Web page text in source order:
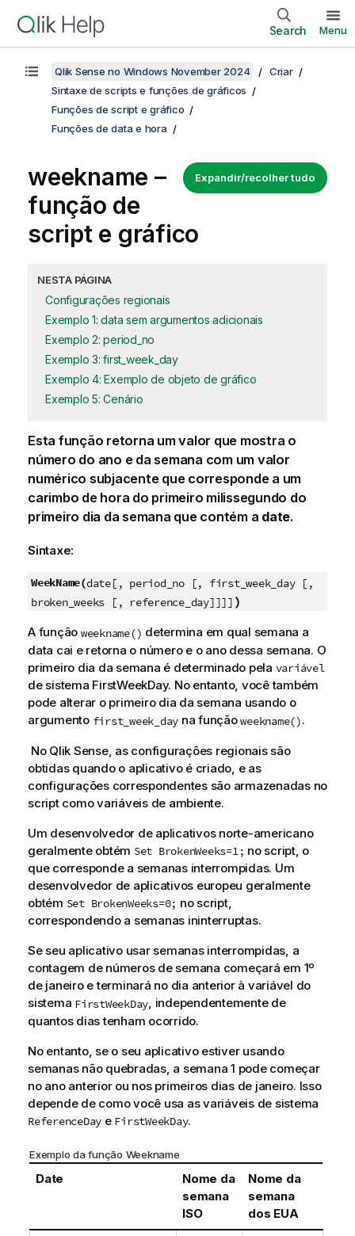
Search Menu
Qlik Sense no Windows November 2024
Criar
Sintaxe de scripts e funções de gráficos
Funções de script e gráfico
Funções de data e hora
Expandir/recolher tudo
weekname –
função de
script e gráfico
NESTA PÁGINA
Configurações regionais
Exemplo 1: data sem argumentos adicionais
Exemplo 2: period_no
Exemplo 3: first_week_day
Exemplo 4: Exemplo de objeto de gráfico
Exemplo 5: Cenário
Esta função retorna um valor que mostra o
número do ano e da semana com um valor
numérico subjacente que corresponde a um
carimbo de hora do primeiro milissegundo do
primeiro dia da semana que contém a date.
Sintaxe:
WeekName(date[, period_no [, first_week_day [,
broken_weeks [, reference_day]]]] )
A função weekname() determina em qual semana a
data cai e retorna o número e o ano dessa semana. O
primeiro dia da semana é determinado pela variável
de sistema FirstWeekDay. No entanto, você também
pode alterar o primeiro dia da semana usando o
argumento first_week_day na funçãoweekname().
No Qlik Sense, as configurações regionais são
obtidas quando o aplicativo é criado, e as
configurações correspondentes são armazenadas no
script como variáveis de ambiente.
Um desenvolvedor de aplicativos norte-americano
geralmente obtém Set BrokenWeeks=1; no script, o
que corresponde a semanas interrompidas. Um
desenvolvedor de aplicativos europeu geralmente
obtém Set BrokenWeeks=0; no script,
correspondendo a semanas ininterruptas.
Se seu aplicativo usar semanas interrompidas, a
contagem de números de semana começará em 1º
de janeiro e terminará no dia anterior à variável do
sistema FirstWeekDay, independentemente de
quantos dias tenham ocorrido.
No entanto, se o seu aplicativo estiver usando
semanas não quebradas, a semana 1 pode começar
no ano anterior ou nos primeiros dias de janeiro. Isso
depende de como você usa as variáveis de sistema
ReferenceDay e FirstWeekDay.
Exemplo da função Weekname
Date
Nome da
semana
ISO
Nome da
semana
dos EUA